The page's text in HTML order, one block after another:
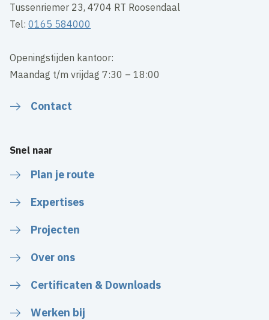
Tussenriemer 23, 4704 RT Roosendaal
Tel:0165 584000
Openingstijden kantoor:
Maandag t/m vrijdag 7:30 – 18:00
Contact
Snel naar
Plan je route
Expertises
Projecten
Over ons
Certificaten & Downloads
Werken bij